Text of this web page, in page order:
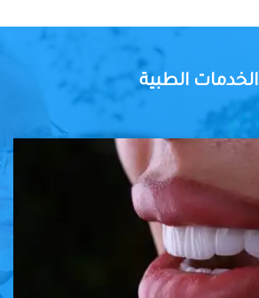
الخدمات الطبية